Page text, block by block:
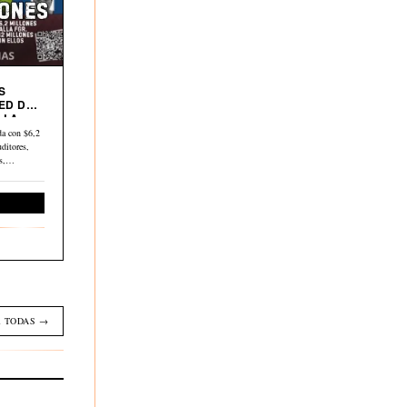
DE
con $6,2
TODAS →